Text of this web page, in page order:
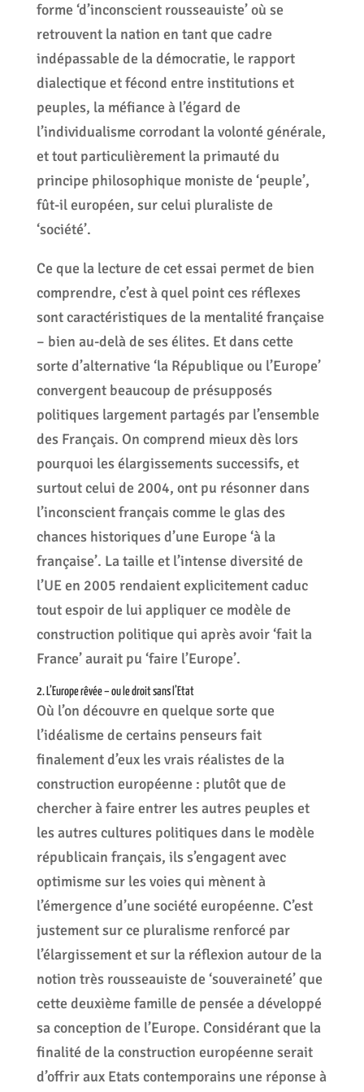
forme ‘d’inconscient rousseauiste’ où se
retrouvent la nation en tant que cadre
indépassable de la démocratie, le rapport
dialectique et fécond entre institutions et
peuples, la méfiance à l’égard de
l’individualisme corrodant la volonté générale,
et tout particulièrement la primauté du
principe philosophique moniste de ‘peuple’,
fût-il européen, sur celui pluraliste de
‘société’.
Ce que la lecture de cet essai permet de bien
comprendre, c’est à quel point ces réflexes
sont caractéristiques de la mentalité française
– bien au-delà de ses élites. Et dans cette
sorte d’alternative ‘la République ou l’Europe’
convergent beaucoup de présupposés
politiques largement partagés par l’ensemble
des Français. On comprend mieux dès lors
pourquoi les élargissements successifs, et
surtout celui de 2004, ont pu résonner dans
l’inconscient français comme le glas des
chances historiques d’une Europe ‘à la
française’. La taille et l’intense diversité de
l’UE en 2005 rendaient explicitement caduc
tout espoir de lui appliquer ce modèle de
construction politique qui après avoir ‘fait la
France’ aurait pu ‘faire l’Europe’.
2. L’Europe rêvée – ou le droit sans l’Etat
Où l’on découvre en quelque sorte que
l’idéalisme de certains penseurs fait
finalement d’eux les vrais réalistes de la
construction européenne : plutôt que de
chercher à faire entrer les autres peuples et
les autres cultures politiques dans le modèle
républicain français, ils s’engagent avec
optimisme sur les voies qui mènent à
l’émergence d’une société européenne. C’est
justement sur ce pluralisme renforcé par
l’élargissement et sur la réflexion autour de la
notion très rousseauiste de ‘souveraineté’ que
cette deuxième famille de pensée a développé
sa conception de l’Europe. Considérant que la
finalité de la construction européenne serait
d’offrir aux Etats contemporains une réponse à